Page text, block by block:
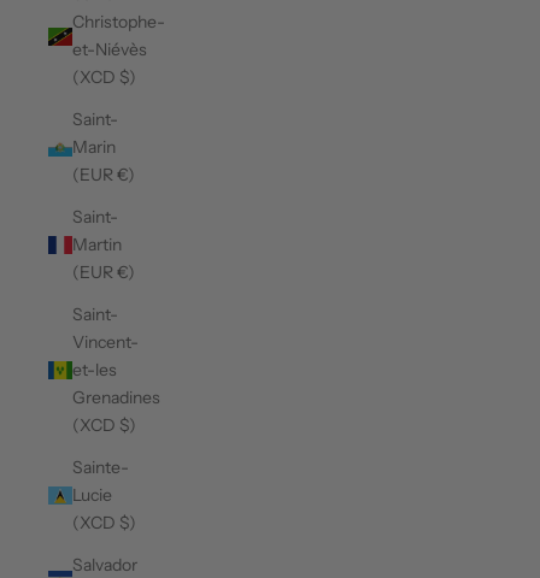
Christophe-
et-Niévès
(XCD $)
Saint-
Marin
(EUR €)
Saint-
Martin
(EUR €)
Saint-
Vincent-
et-les
Grenadines
(XCD $)
Sainte-
Lucie
(XCD $)
Salvador